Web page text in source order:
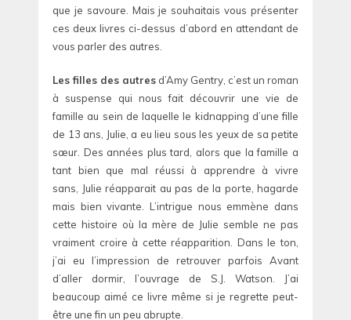
que je savoure. Mais je souhaitais vous présenter
ces deux livres ci-dessus d’abord en attendant de
vous parler des autres.
Les filles des autres d’Amy Gentry, c’est un roman
à suspense qui nous fait découvrir une vie de
famille au sein de laquelle le kidnapping d’une fille
de 13 ans, Julie, a eu lieu sous les yeux de sa petite
sœur. Des années plus tard, alors que la famille a
tant bien que mal réussi à apprendre à vivre
sans, Julie réapparait au pas de la porte, hagarde
mais bien vivante. L’intrigue nous emmène dans
cette histoire où la mère de Julie semble ne pas
vraiment croire à cette réapparition. Dans le ton,
j’ai eu l’impression de retrouver parfois Avant
d’aller dormir, l’ouvrage de S.J. Watson. J’ai
beaucoup aimé ce livre même si je regrette peut-
être une fin un peu abrupte.